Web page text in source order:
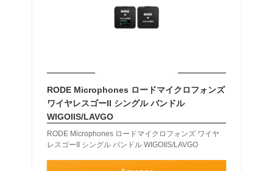
RODE Microphones ロードマイクロフォンズ
ワイヤレスゴーII シングル バンドル
WIGOIIS/LAVGO
RODE Microphones ロードマイクロフォンズ ワイヤ
レスゴーII シングル バンドル WIGOIIS/LAVGO